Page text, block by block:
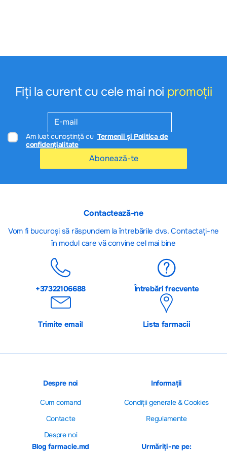
Fiți la curent cu cele mai noi promoții
Am luat cunoștință cu Termenii și Politica de
confidențialitate
Abonează-te
Contactează-ne
Vom fi bucuroși să răspundem la întrebările dvs. Contactați-ne
în modul care vă convine cel mai bine
+37322106688 Întrebări frecvente
Trimite email Lista farmacii
Despre noi
Cum comand
Contacte
Despre noi
Informații
Сondiții generale & Cookies
Regulamente
Blog farmacie.md Urmăriți-ne pe: